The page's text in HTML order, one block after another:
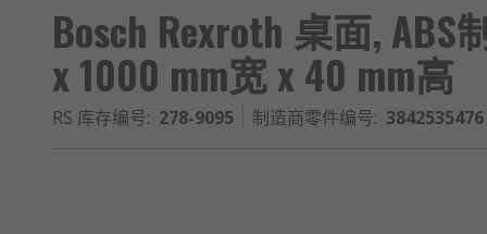
Bosch Rexroth 桌面,
x 1000 mm宽 x 40 mm高
RS 库存编号: 278-9095 制造商零件编号: 3842535476